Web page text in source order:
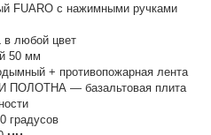
FUARO с нажимными ручками
любой цвет​​​​​​​
50 мм
+ противопожарная лента
— базальтовая плита